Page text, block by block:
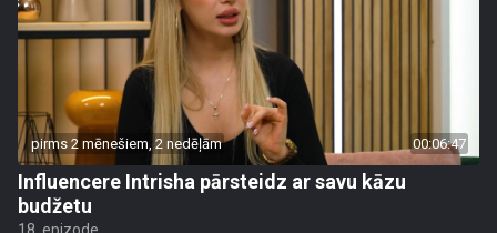
pirms 2 mēnešiem, 2 nedēļām 00:06:47
Influencere Intrisha pārsteidz ar savu kāzu
budžetu